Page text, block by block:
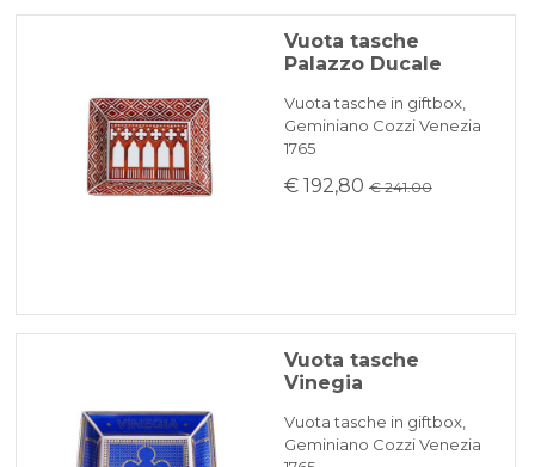
Pagamento in 3 rate senza interessi per ordini superiori a 35 €
REINDIRIZZAMENTI BANCARI
In caso di prodotto esaurito i tempi di
consegna saranno comunicati
tempestivamente.
Vuota tasche
Palazzo Ducale
Vuota tasche in giftbox,
Geminiano Cozzi Venezia
1765
€ 192,80 € 241.00
Vuota tasche
Vinegia
Vuota tasche in giftbox,
Geminiano Cozzi Venezia